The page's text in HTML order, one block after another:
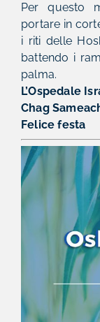
Per questo
portare in
i riti delle
battendo i
palma.
L’Ospedale
Chag
Felice festa